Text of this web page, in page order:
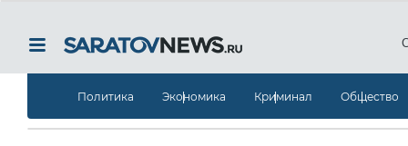
Политика Экономика Криминал Общество